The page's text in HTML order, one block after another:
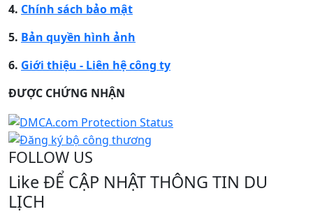
4. Chính sách bảo mật
5. Bản quyền hình ảnh
6. Giới thiệu - Liên hệ công ty
ĐƯỢC CHỨNG NHẬN​
FOLLOW US
Like ĐỂ CẬP NHẬT THÔNG TIN DU
LỊCH